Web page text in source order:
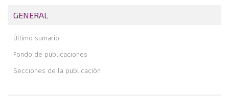
Epicondilitis y terapias alternativas. Revisión crítica de la literatura
refuerzo anterolateral asociado con injerto único: técnica
Condromatosis sinovial de rodilla en quiste poplíteo
GENERAL
Último sumario
Fondo de publicaciones
Secciones de la publicación